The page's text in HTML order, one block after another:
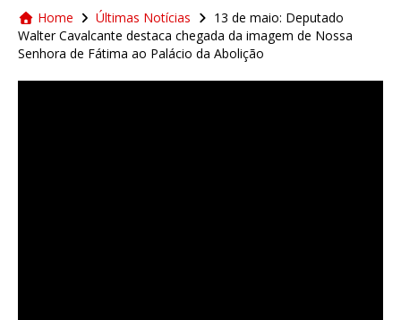
Home Últimas Notícias
13 de maio: Deputado
Walter Cavalcante destaca chegada da imagem de Nossa
Senhora de Fátima ao Palácio da Abolição